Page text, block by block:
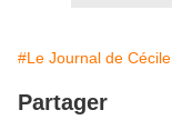
#Le Journal de Cécile
Partager